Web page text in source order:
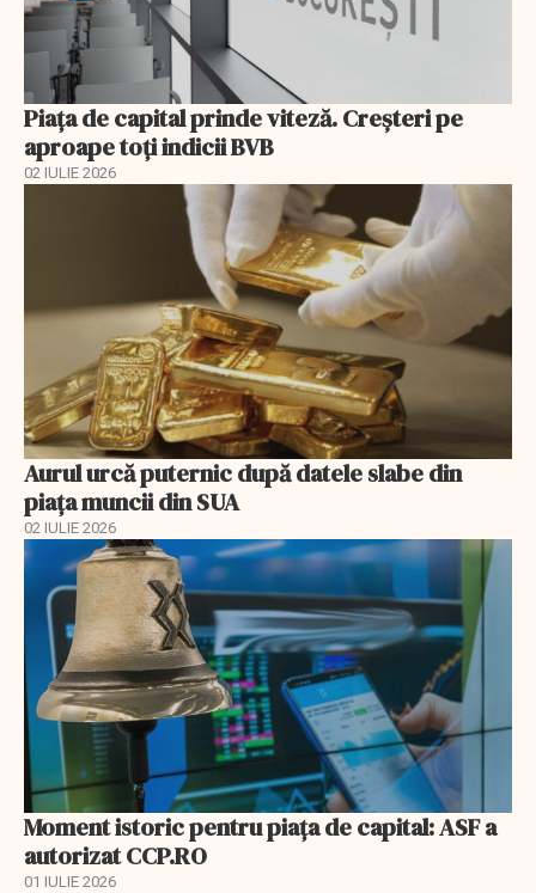
Piața de capital prinde viteză. Creșteri pe
aproape toți indicii BVB
02 IULIE 2026
Aurul urcă puternic după datele slabe din
piața muncii din SUA
02 IULIE 2026
Moment istoric pentru piața de capital: ASF a
autorizat CCP.RO
01 IULIE 2026